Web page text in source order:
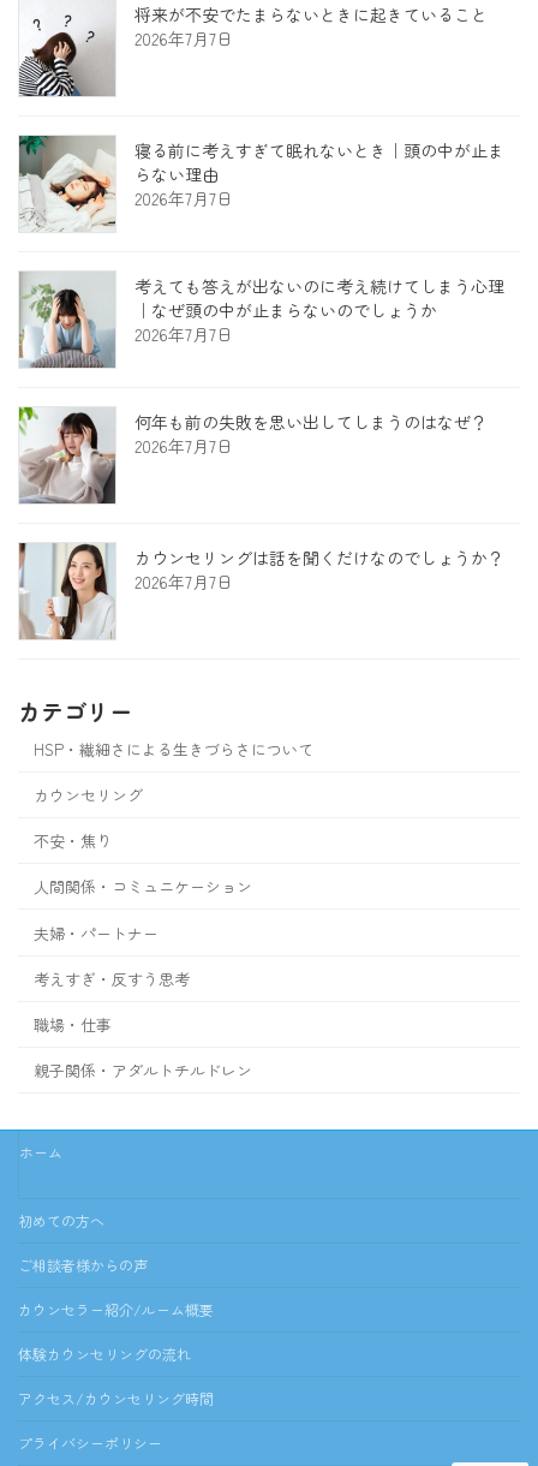
将来が不安でたまらないときに起きていること
2026年7月7日
寝る前に考えすぎて眠れないとき｜頭の中が止ま
らない理由
2026年7月7日
考えても答えが出ないのに考え続けてしまう心理
｜なぜ頭の中が止まらないのでしょうか
2026年7月7日
何年も前の失敗を思い出してしまうのはなぜ？
2026年7月7日
カウンセリングは話を聞くだけなのでしょうか？
2026年7月7日
カテゴリー
HSP・繊細さによる生きづらさについて
カウンセリング
不安・焦り
人間関係・コミュニケーション
夫婦・パートナー
考えすぎ・反すう思考
職場・仕事
親子関係・アダルトチルドレン
ホーム
初めての方へ
ご相談者様からの声
カウンセラー紹介/ルーム概要
体験カウンセリングの流れ
アクセス/カウンセリング時間
プライバシーポリシー